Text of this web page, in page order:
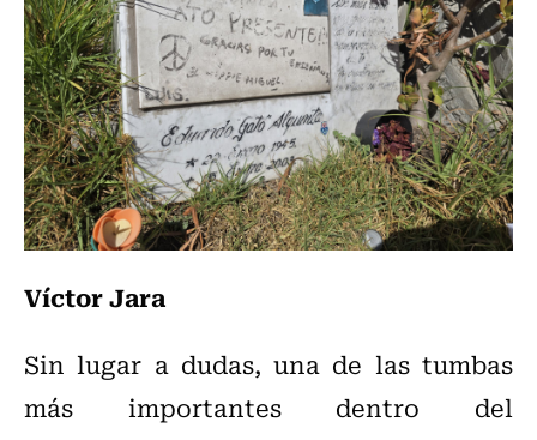
Víctor Jara
Sin lugar a dudas, una de las tumbas
más importantes dentro del